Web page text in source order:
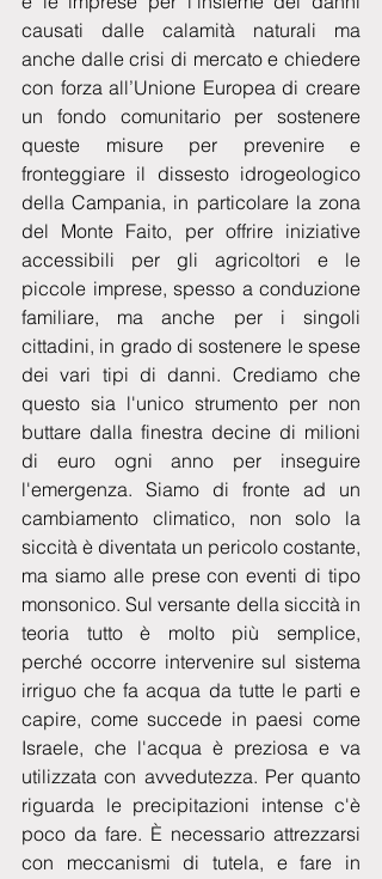
causati dalle calamità naturali ma
anche dalle crisi di mercato e chiedere
con forza all’Unione Europea di creare
un fondo comunitario per sostenere
queste misure per prevenire e
fronteggiare il dissesto idrogeologico
della Campania, in particolare la zona
del Monte Faito, per offrire iniziative
accessibili per gli agricoltori e le
piccole imprese, spesso a conduzione
familiare, ma anche per i singoli
cittadini, in grado di sostenere le spese
dei vari tipi di danni. Crediamo che
questo sia l'unico strumento per non
buttare dalla finestra decine di milioni
di euro ogni anno per inseguire
l'emergenza. Siamo di fronte ad un
cambiamento climatico, non solo la
siccità è diventata un pericolo costante,
ma siamo alle prese con eventi di tipo
monsonico. Sul versante della siccità in
teoria tutto è molto più semplice,
perché occorre intervenire sul sistema
irriguo che fa acqua da tutte le parti e
capire, come succede in paesi come
Israele, che l'acqua è preziosa e va
utilizzata con avvedutezza. Per quanto
riguarda le precipitazioni intense c'è
poco da fare. È necessario attrezzarsi
con meccanismi di tutela, e fare in